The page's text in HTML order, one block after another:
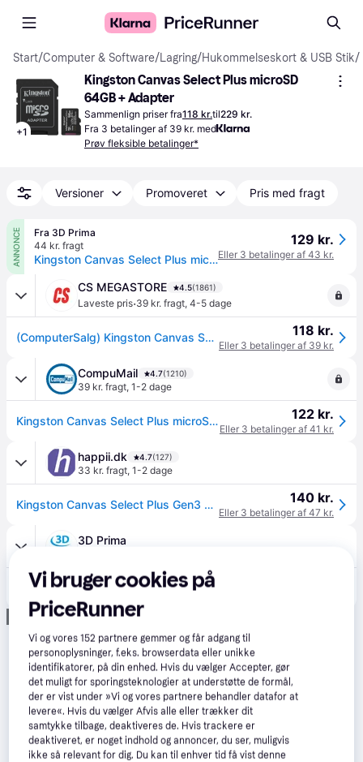
Start/Computer & Software/Lagring/Hukommelseskort & USB Stik/
+1
Kingston Canvas Select Plus microSD
64GB + Adapter
Sammenlign priser fra118 kr.til229 kr.
Fra 3 betalinger af 39 kr. med
Prøv fleksible betalinger*
Versioner Promoveret Pris med fragt
ANNONCE
Fra 3D Prima
44 kr. fragt
Kingston Canvas Select Plus microSD - 64 GB
129 kr.
Eller 3 betalinger af 43 kr.
CS MEGASTORE 4.5(1861)
Laveste pris·39 kr. fragt, 4-5 dage
(ComputerSalg) Kingston Canvas Select Plus - Flashhukommelseskort (microSDXC til SD adapter inkluderet) - 64 GB - A1 / Video Class V10 / UHS-I U1 / Class10 - microS 118 kr.
Eller 3 betalinger af 39 kr.
CompuMail 4.7(1210)
39 kr. fragt, 1-2 dage
Kingston Canvas Select Plus microSDXC UHS-I Memory Card 64GB 100MB/s --> På lager, levering hos dig 09-08-2026 122 kr.
Eller 3 betalinger af 41 kr.
happii.dk 4.7(127)
33 kr. fragt, 1-2 dage
Kingston Canvas Select Plus Gen3 MicroSD/SD - 100MB/s - 64GB 140 kr.
Eller 3 betalinger af 47 kr.
3D Prima
Kingston Canvas Select Plus microSD - 64 GB
Annonce
Vi bruger cookies på
PriceRunner
Vi og vores152 partnere gemmer og får adgang til
personoplysninger, f.eks. browserdata eller unikke
identifikatorer, på din enhed. Hvis du vælger Accepter, gør
det muligt for sporingsteknologier at understøtte de formål,
der er vist under »Vi og vores partnere behandler datafor at
levere«. Hvis du vælger Afvis alle eller trækker dit
samtykke tilbage, deaktiveres de. Hvis trackere er
deaktiveret, er noget indhold og annoncer, du ser, muligvis
ikke så relevant for dig. Du kan til enhver tid få vist denne